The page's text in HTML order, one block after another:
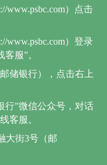
www.psbc.com）点击
www.psbc.com）登录
服”。
储银行），点击右上
行”微信公众号，对话
客服。
大街3号（邮